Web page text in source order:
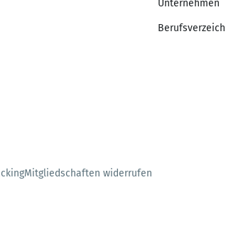
Unternehmen
Mitgliedschaften widerrufen